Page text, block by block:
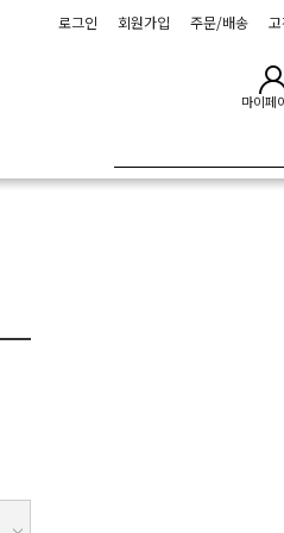
로그인 회원가입 주문/배송
마이페